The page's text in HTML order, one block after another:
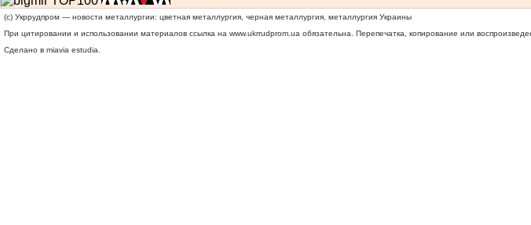
(c) Укррудпром — новости металлургии: цветная металлургия, черная металлургия, металлургия Украины
При цитировании и использовании материалов ссылка на www.ukrrudprom.ua обязательна. Перепечатка, копирование или
Сделано в miavia estudia.